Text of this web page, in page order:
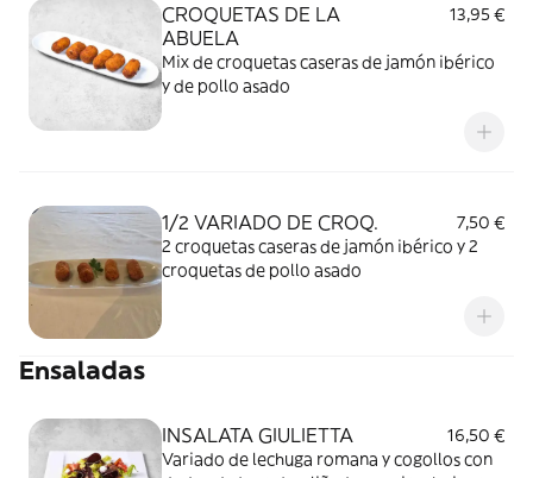
CROQUETAS DE LA
ABUELA
13,95 €
Mix de croquetas caseras de jamón ibérico
y de pollo asado
1/2 VARIADO DE CROQ.
7,50 €
2 croquetas caseras de jamón ibérico y 2
croquetas de pollo asado
Ensaladas
INSALATA GIULIETTA
16,50 €
Variado de lechuga romana y cogollos con